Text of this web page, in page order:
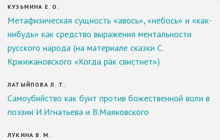
КУЗЬМИНА Е. О.
Метафизическая сущность «авось», «небось» и «как-
нибудь» как средство выражения ментальности
русского народа (на материале сказки С.
Кржижановского «Когда рак свистнет»)
ЛАТЫЙПОВА Л. Т.
Самоубийство как бунт против божественной воли в
поэзии И.Игнатьева и В.Маяковского
ЛУКИНА В. М.